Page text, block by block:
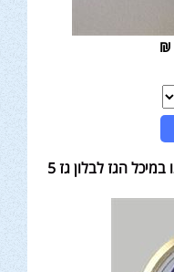
₪
שעון מד גז - לדעת כמה גז נשאר לנו במיכל הגז לבלון גז 5